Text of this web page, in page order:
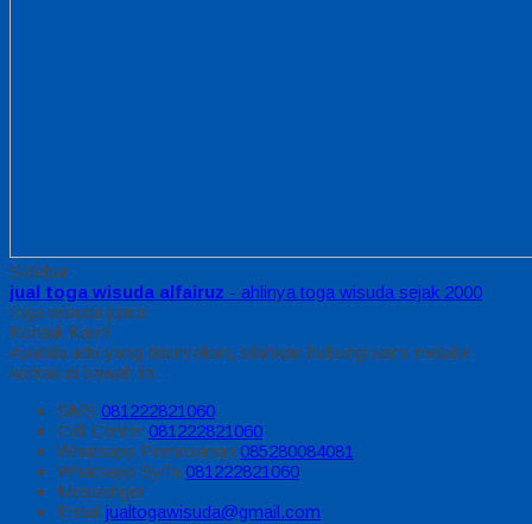
Sidebar
jual toga wisuda alfairuz - ahlinya toga wisuda sejak 2000
toga wisuda juara
Kontak Kami
Apabila ada yang ditanyakan, silahkan hubungi kami melalui
kontak di bawah ini.
SMS 081222821060
Call Center 081222821060
Whatsapp Pemesanan 085280084081
Whatsapp Syifa 081222821060
Messenger
Email jualtogawisuda@gmail.com